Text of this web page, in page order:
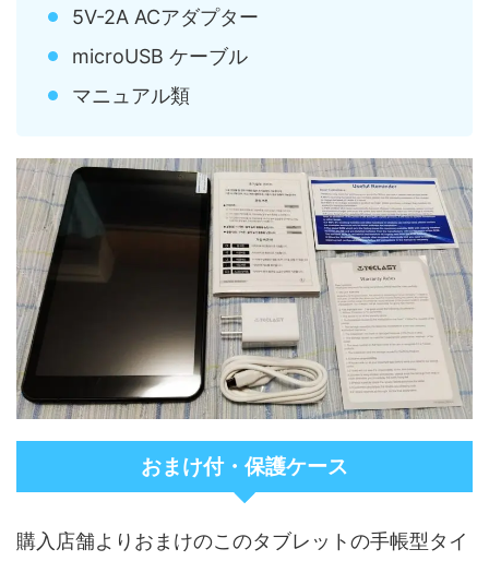
5V-2A ACアダプター
microUSB ケーブル
マニュアル類
おまけ付・保護ケース
購入店舗よりおまけのこのタブレットの手帳型タイ